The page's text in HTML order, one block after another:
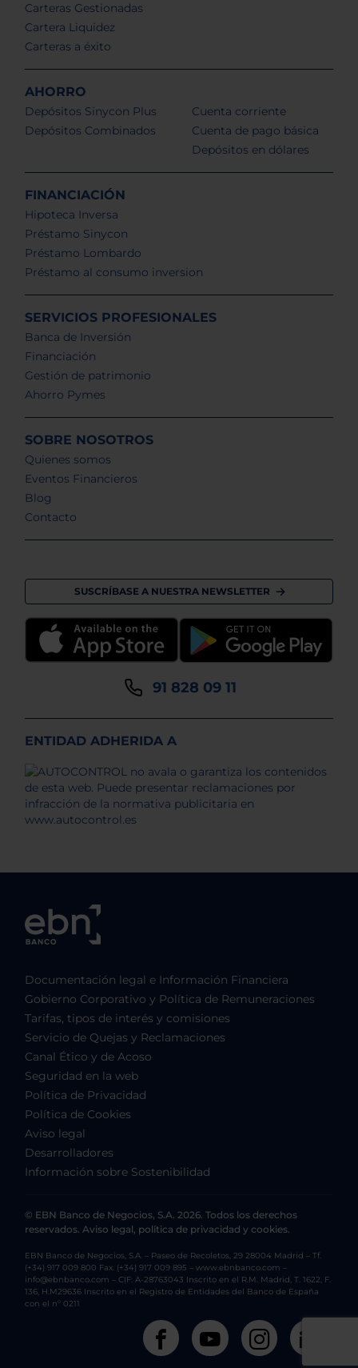
Carteras Gestionadas
Cartera Liquidez
Carteras a éxito
AHORRO
Depósitos Sinycon Plus
Depósitos Combinados
Cuenta corriente
Cuenta de pago básica
Depósitos en dólares
FINANCIACIÓN
Hipoteca Inversa
Préstamo Sinycon
Préstamo Lombardo
Préstamo al consumo inversion
SERVICIOS PROFESIONALES
Banca de Inversión
Financiación
Gestión de patrimonio
Ahorro Pymes
SOBRE NOSOTROS
Quienes somos
Eventos Financieros
Blog
Contacto
SUSCRÍBASE A NUESTRA NEWSLETTER
91 828 09 11
ENTIDAD ADHERIDA A
Documentación legal e Información Financiera
Gobierno Corporativo y Política de Remuneraciones
Tarifas, tipos de interés y comisiones
Servicio de Quejas y Reclamaciones
Canal Ético y de Acoso
Seguridad en la web
Política de Privacidad
Política de Cookies
Aviso legal
Desarrolladores
Información sobre Sostenibilidad
© EBN Banco de Negocios, S.A. 2026. Todos los derechos
reservados. Aviso legal, política de privacidad y cookies.
EBN Banco de Negocios, S.A. – Paseo de Recoletos, 29 28004 Madrid – Tf.
(+34) 917 009 800 Fax. (+34) 917 009 895 – www.ebnbanco.com –
info@ebnbanco.com – CIF: A-28763043 Inscrito en el R.M. Madrid, T. 1622, F.
136, H.M29636 Inscrito en el Registro de Entidades del Banco de España
con el nº 0211